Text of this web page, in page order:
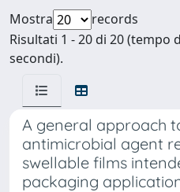
Mostra
records
Risultati 1 - 20 di 20 (tempo
secondi).
A general approach
antimicrobial agent
swellable films
packaging